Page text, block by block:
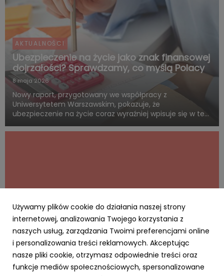
AKTUALNOŚCI
Ubezpieczenie na życie jako znak finansowej
dojrzałości? Sprawdzamy, co myślą Polacy
8 maja 2026
Nowy raport, przygotowany we współpracy z
Uniwersytetem Warszawskim, pokazuje, że
ubezpieczenie na życie coraz wyraźniej wpisuje się w ten
odpowiedzialność i rozsądne planowanie przyszłości.
AKTUALNOŚCI
Cyfrowy Biznes się opłaca – rusza
kampania MRiT i NASK dla MŚP. Za realizację
Używamy plików cookie do działania naszej strony
internetowej, analizowania Twojego korzystania z
naszych usług, zarządzania Twoimi preferencjami online
i personalizowania treści reklamowych. Akceptując
nasze pliki cookie, otrzymasz odpowiednie treści oraz
funkcje mediów społecznościowych, spersonalizowane